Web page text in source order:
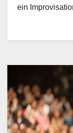
ein